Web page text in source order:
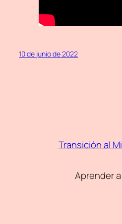
10 de junio de 2022
Transición al
Aprender